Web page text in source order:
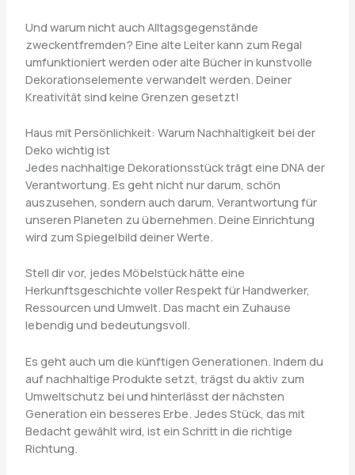
Und warum nicht auch Alltagsgegenstände
zweckentfremden? Eine alte Leiter kann zum Regal
umfunktioniert werden oder alte Bücher in kunstvolle
Dekorationselemente verwandelt werden. Deiner
Kreativität sind keine Grenzen gesetzt!
Haus mit Persönlichkeit: Warum Nachhaltigkeit bei der
Deko wichtig ist
Jedes nachhaltige Dekorationsstück trägt eine DNA der
Verantwortung. Es geht nicht nur darum, schön
auszusehen, sondern auch darum, Verantwortung für
unseren Planeten zu übernehmen. Deine Einrichtung
wird zum Spiegelbild deiner Werte.
Stell dir vor, jedes Möbelstück hätte eine
Herkunftsgeschichte voller Respekt für Handwerker,
Ressourcen und Umwelt. Das macht ein Zuhause
lebendig und bedeutungsvoll.
Es geht auch um die künftigen Generationen. Indem du
auf nachhaltige Produkte setzt, trägst du aktiv zum
Umweltschutz bei und hinterlässt der nächsten
Generation ein besseres Erbe. Jedes Stück, das mit
Bedacht gewählt wird, ist ein Schritt in die richtige
Richtung.